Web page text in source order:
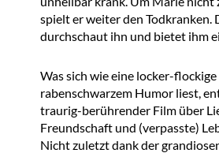
spielt er weiter den Todkranken.
durchschaut ihn und bietet ihm
Was sich wie eine locker-
rabenschwarzem Humor liest,
traurig-berührender Film über
Freundschaft und (verpasste)
Nicht zuletzt dank der